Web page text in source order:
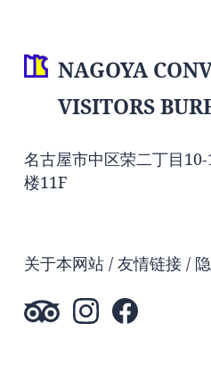
NAGOYA
VISITORS
名古屋市中区荣二丁目
楼11F
关于本网站 友情链接